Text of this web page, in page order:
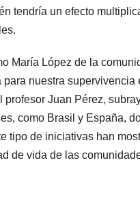
tendría un efecto
María López de la
nuestra
Juan Pérez,
como Brasil y España,
tipo de iniciativas han
de vida de las